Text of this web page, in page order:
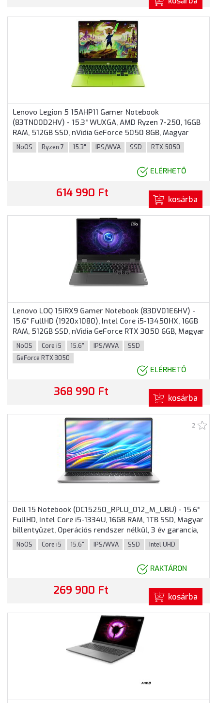
Lenovo Legion 5 15AHP11 Gamer Notebook
(83TN00D2HV) - 15.3" WUXGA, AMD Ryzen 7-250, 16GB
RAM, 512GB SSD, nVidia GeForce 5050 8GB, Magyar
billentyűzet, Operációs rendszer nélkül, 3 év garancia,
Zöld színben
NoOS Ryzen 7 15.3" IPS/WVA SSD RTX 5050
ELÉRHETŐ
614 990 Ft kosárba
Lenovo LOQ 15IRX9 Gamer Notebook (83DV01E6HV) -
15.6" FullHD (1920x1080), Intel Core i5-13450HX, 16GB
RAM, 512GB SSD, nVidia GeForce RTX 3050 6GB, Magyar
billentyűzet, Operációs rendszer nélkül, 3 év garancia,
Szürke színben
NoOS Core i5 15.6" IPS/WVA
SSD
GeForce RTX 3050
ELÉRHETŐ
368 990 Ft kosárba
2
Dell 15 Notebook (DC15250_RPLU_012_M_UBU) - 15.6"
FullHD, Intel Core i5-1334U, 16GB RAM, 1TB SSD, Magyar
billentyűzet, Operációs rendszer nélkül, 3 év garancia,
Ezüst színben
NoOS Core i5 15.6" IPS/WVA SSD Intel UHD
RAKTÁRON
269 900 Ft kosárba